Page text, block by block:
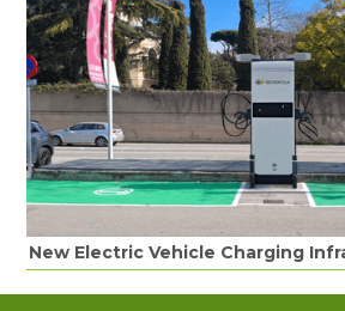
New Electric Vehicle Charging